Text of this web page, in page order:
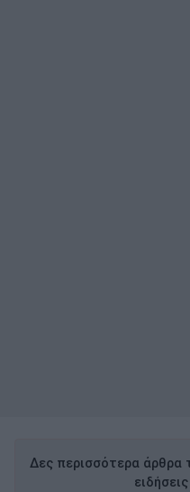
Δες περισσότερα άρθρα